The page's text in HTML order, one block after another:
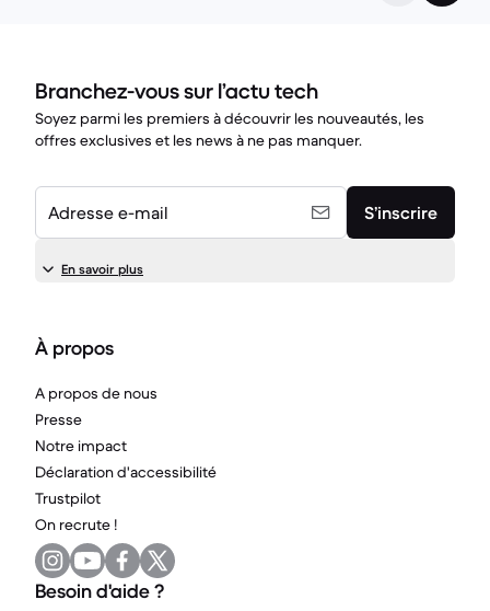
Branchez-vous sur l’actu tech
Soyez parmi les premiers à découvrir les nouveautés, les
offres exclusives et les news à ne pas manquer.
Adresse e-mail S’inscrire
En savoir plus
À propos
A propos de nous
Presse
Notre impact
Déclaration d'accessibilité
Trustpilot
On recrute !
Besoin d'aide ?